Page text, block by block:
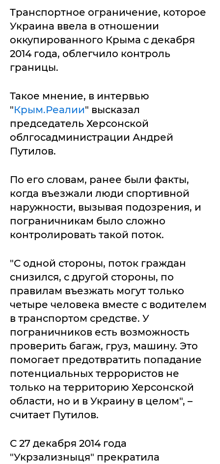
Транспортное ограничение, которое
Украина ввела в отношении
оккупированного Крыма с декабря
2014 года, облегчило контроль
границы.
Такое мнение, в интервью
"Крым.Реалии" высказал
председатель Херсонской
облгосадминистрации Андрей
Путилов.
По его словам, ранее были факты,
когда въезжали люди спортивной
наружности, вызывая подозрения, и
пограничникам было сложно
контролировать такой поток.
"С одной стороны, поток граждан
снизился, с другой стороны, по
правилам въезжать могут только
четыре человека вместе с водителем
в транспортом средстве. У
пограничников есть возможность
проверить багаж, груз, машину. Это
помогает предотвратить попадание
потенциальных террористов не
только на территорию Херсонской
области, но и в Украину в целом", –
считает Путилов.
С 27 декабря 2014 года
"Укрзализныця" прекратила